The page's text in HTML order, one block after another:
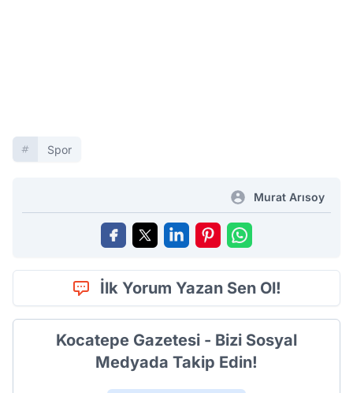
Spor
Murat Arısoy
İlk Yorum Yazan Sen Ol!
Kocatepe Gazetesi - Bizi Sosyal
Medyada Takip Edin!